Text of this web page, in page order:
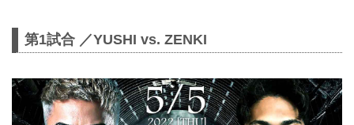
第1試合 ／YUSHI vs. ZENKI